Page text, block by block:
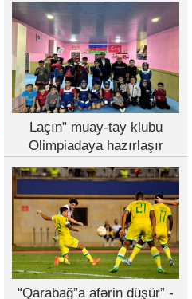
5-04-2023, 11:11
Respublika Psixiatriya
Xəstəxanasına yeni baş
həkim təyin edildi
---
təyin
Laçın” muay-tay klubu
Olimpiadaya hazırlaşır
“Qarabağ”a afərin düşür” -